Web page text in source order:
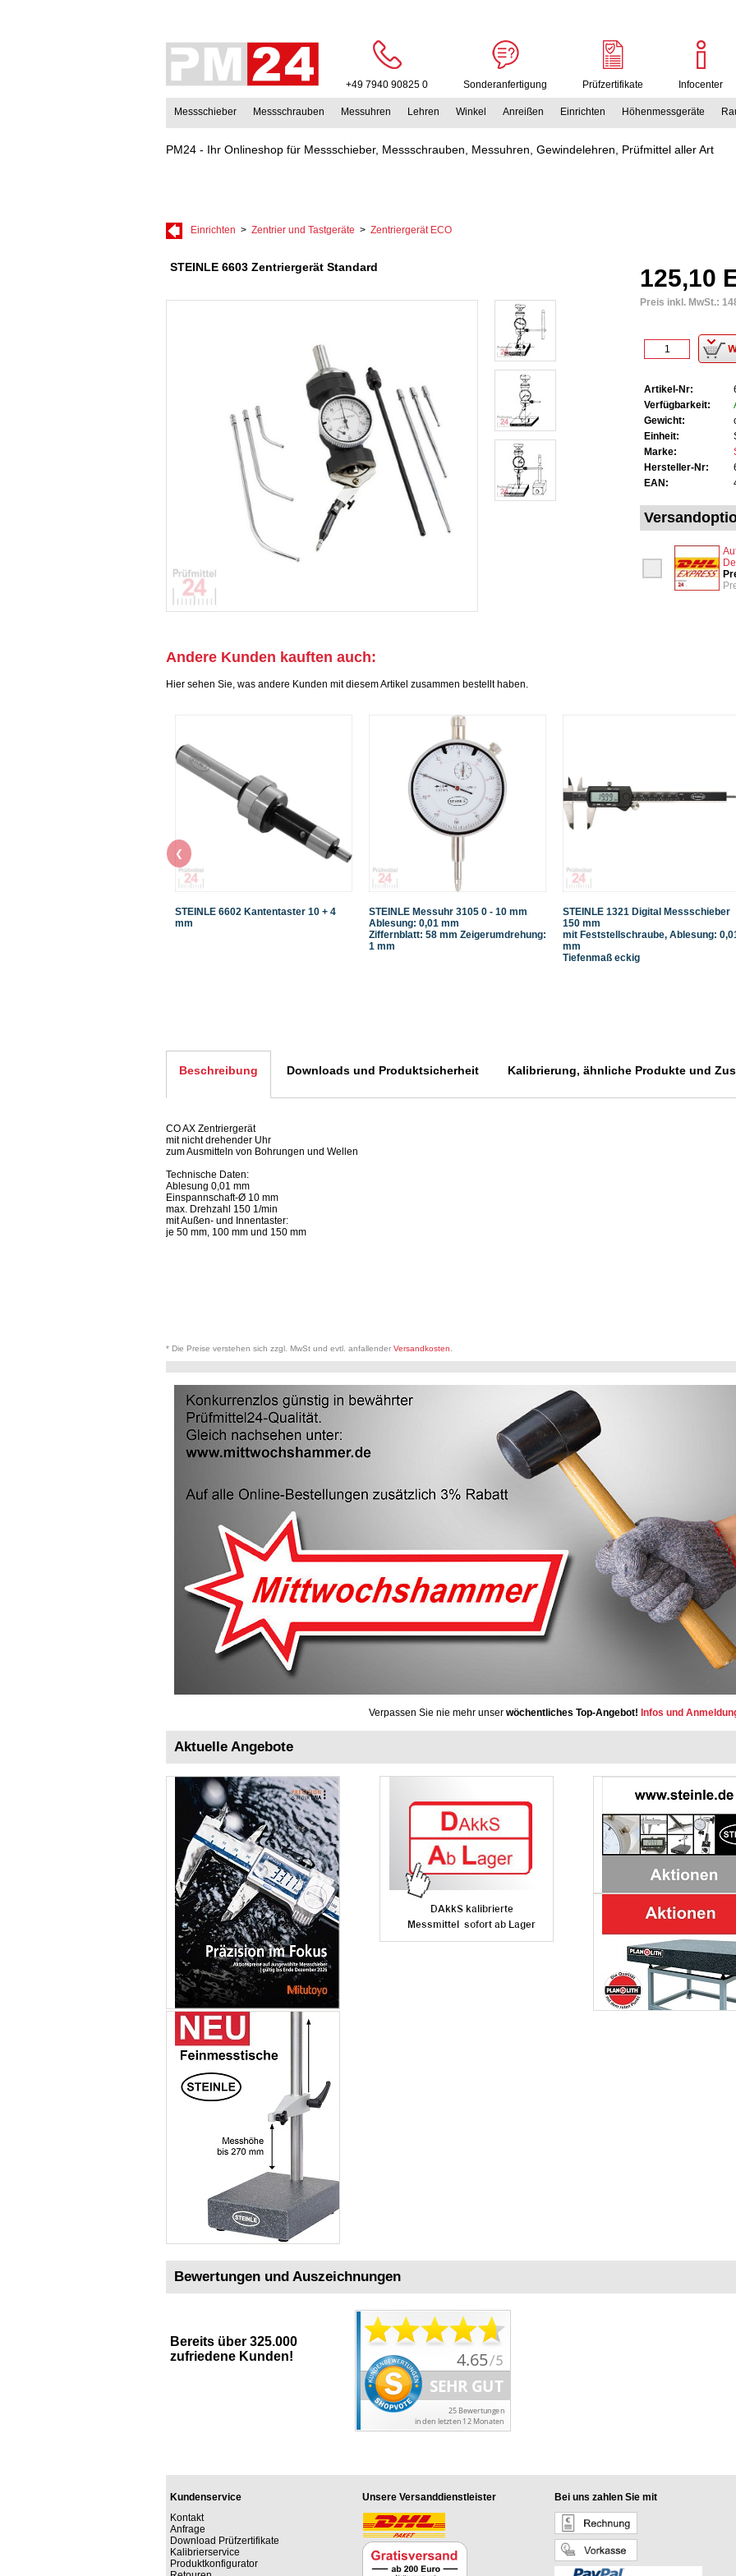
+49 7940 90825 0 Sonderanfertigung Prüfzertifikate Infocenter
Messschieber Messschrauben Messuhren Lehren Winkel Anreißen Einrichten Höhenmessgeräte
PM24 - Ihr Onlineshop für Messschieber, Messschrauben, Messuhren, Gewindelehren, Prüfmittel aller Art
Einrichten > Zentrier und Tastgeräte > Zentriergerät ECO
STEINLE 6603 Zentriergerät Standard 125,10
Preis inkl. MwSt.:
Artikel-Nr:
Verfügbarkeit:
Gewicht:
Einheit:
Marke:
Hersteller-Nr:
EAN:
Andere Kunden kauften auch:
Hier sehen Sie, was andere Kunden mit diesem Artikel zusammen bestellt haben.
STEINLE 6602 Kantentaster 10 + 4
mm
STEINLE Messuhr 3105 0 - 10 mm
Ablesung: 0,01 mm
Ziffernblatt: 58 mm Zeigerumdrehung:
1 mm
STEINLE 1321 Digital Messschieber
150 mm
mit Feststellschraube, Ablesung:
mm
Tiefenmaß eckig
❮
Beschreibung Downloads und Produktsicherheit Kalibrierung, ähnliche Produkte und
CO AX Zentriergerät
mit nicht drehender Uhr
zum Ausmitteln von Bohrungen und Wellen
Technische Daten:
Ablesung 0,01 mm
Einspannschaft-Ø 10 mm
max. Drehzahl 150 1/min
mit Außen- und Innentaster:
je 50 mm, 100 mm und 150 mm
* Die Preise verstehen sich zzgl. MwSt und evtl. anfallender Versandkosten
Verpassen Sie nie mehr unser wöchentliches Top-Angebot! Infos und
Aktuelle Angebote
Bewertungen und Auszeichnungen
Bereits über 325.000
zufriedene Kunden!
Kundenservice
Kontakt
Anfrage
Download Prüfzertifikate
Kalibrierservice
Produktkonfigurator
Unsere Versanddienstleister Bei uns zahlen Sie mit